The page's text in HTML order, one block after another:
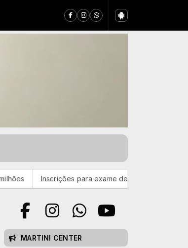
Inscrições para exame de proficiência em português
MARTINI CENTER